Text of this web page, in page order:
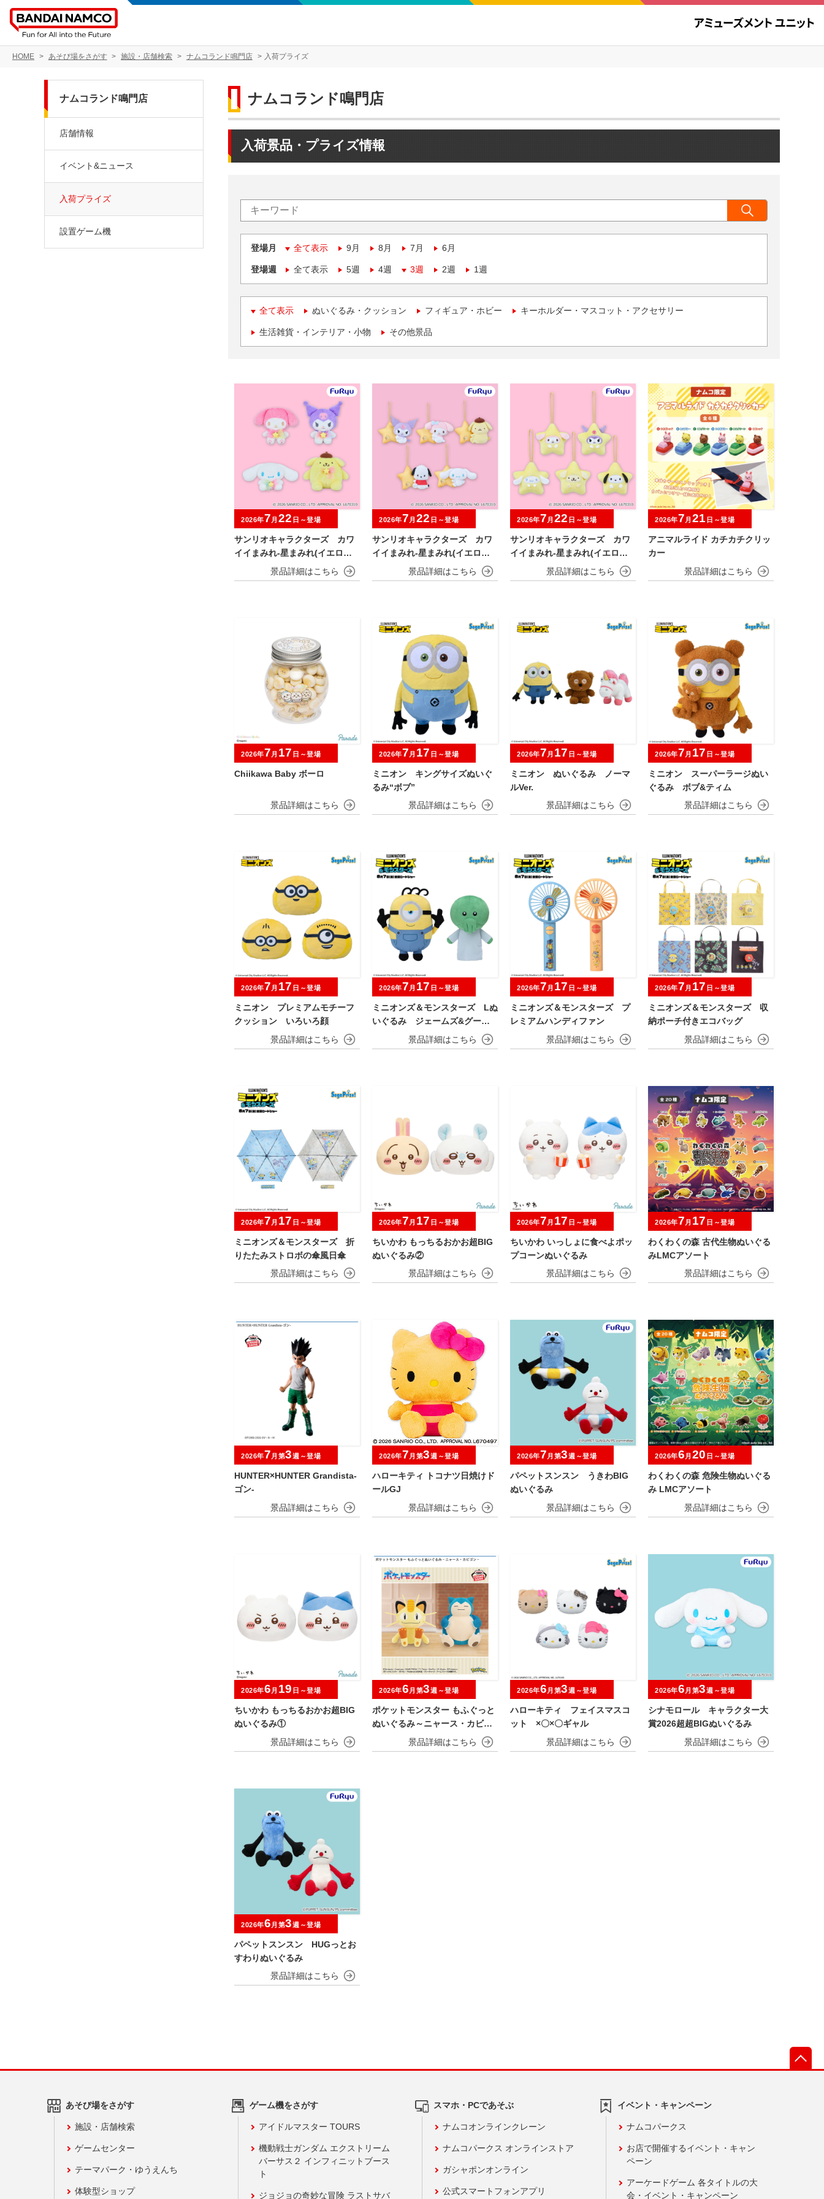
HOME あそび場をさがす 施設・店舗検索 ナムコランド鳴門店 入荷プライズ
ナムコランド鳴門店
入荷景品・プライズ情報
登場月 全て表示 9月 8月 7月 6月
登場週 全て表示 5週 4週 3週 2週 1週
全て表示 ぬいぐるみ・クッション フィギュア・ホビー キーホルダー・マスコット・アクセサリー
生活雑貨・インテリア・小物 その他景品
サンリオキャラクターズ カワ
イイまみれ-星まみれ(イエロー)-
ぬいぐるみ
2026年7 月 22 日～登場
サンリオキャラクターズ カワ
イイまみれ-星まみれ(イエロー)-
マスコット
2026年7 月 22 日～登場
サンリオキャラクターズ カワ
イイまみれ-星まみれ(イエロー)-
ミニマスコット
2026年7 月 22 日～登場
アニマルライド カチカチクリッ
カー
2026年7 月 21 日～登場
Chiikawa Baby ボーロ
2026年7 月 17 日～登場
ミニオン キングサイズぬいぐ
るみ“ボブ”
2026年7 月 17 日～登場
ミニオン ぬいぐるみ ノーマ
ルVer.
2026年7 月 17 日～登場
ミニオン スーパーラージぬい
ぐるみ ボブ&ティム
2026年7 月 17 日～登場
ミニオン プレミアムモチーフ
クッション いろいろ顔
2026年7 月 17 日～登場
ミニオンズ＆モンスターズ Lぬ
いぐるみ ジェームズ&グーミ
2026年7 月 17 日～登場
ミニオンズ＆モンスターズ プ
レミアムハンディファン
2026年7 月 17 日～登場
ミニオンズ＆モンスターズ 収
納ポーチ付きエコバッグ
2026年7 月 17 日～登場
ミニオンズ＆モンスターズ 折
りたたみストロボの傘風日傘
2026年7 月 17 日～登場
ちいかわ もっちるおかお超BIG
ぬいぐるみ②
2026年7 月 17 日～登場
ちいかわ いっしょに食べよポッ
プコーンぬいぐるみ
2026年7 月 17 日～登場
わくわくの森 古代生物ぬいぐる
みLMCアソート
2026年7 月 17 日～登場
HUNTER×HUNTER Grandista-
ゴン-
2026年7 月第3週～登場
ハローキティ トコナツ日焼けド
ールGJ
2026年7 月第3週～登場
パペットスンスン うきわBIG
ぬいぐるみ
2026年7 月第3週～登場
わくわくの森 危険生物ぬいぐる
み LMCアソート
2026年6 月 20 日～登場
ちいかわ もっちるおかお超BIG
ぬいぐるみ①
2026年6 月 19 日～登場
ポケットモンスター もふぐっと
ぬいぐるみ～ニャース・カビゴ
2026年6 月第3週～登場
ハローキティ フェイスマスコ
ット ×〇×〇ギャル
2026年6 月第3週～登場
シナモロール キャラクター大
賞2026超超BIGぬいぐるみ
2026年6 月第3週～登場
パペットスンスン HUGっとお
すわりぬいぐるみ
2026年6 月第3週～登場
ナムコランド鳴門店
店舗情報
イベント&ニュース
入荷プライズ
設置ゲーム機
あそび場をさがす
施設・店舗検索
ゲームセンター
テーマパーク・ゆうえんち
体験型ショップ
ゲーム機をさがす
アイドルマスター TOURS
機動戦士ガンダム エクストリーム
バーサス２ インフィニットブース
ト
ジョジョの奇妙な冒険 ラストサバ
スマホ・PCであそぶ
ナムコオンラインクレーン
ナムコパークス オンラインストア
ガシャポンオンライン
公式スマートフォンアプリ
イベント・キャンペーン
ナムコパークス
お店で開催するイベント・キャン
ペーン
アーケードゲーム 各タイトルの大
会・イベント・キャンペーン